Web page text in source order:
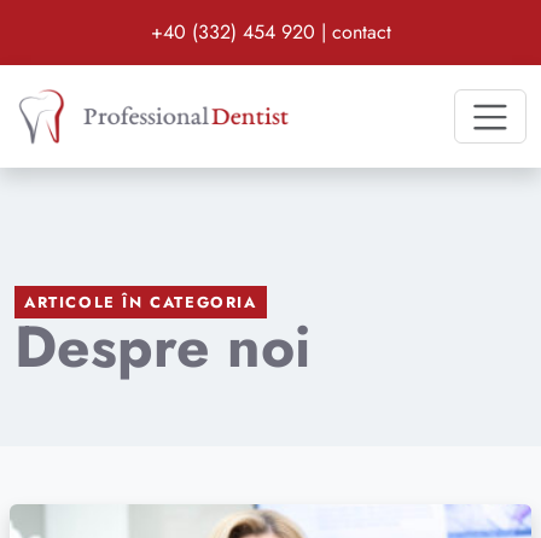
Date de contact:
+40 (332) 454 920 | contactProgram zilnic:
Clinica stomatologică Professional Dentist
ARTICOLE ÎN CATEGORIA
Despre noi
Citește mai mult